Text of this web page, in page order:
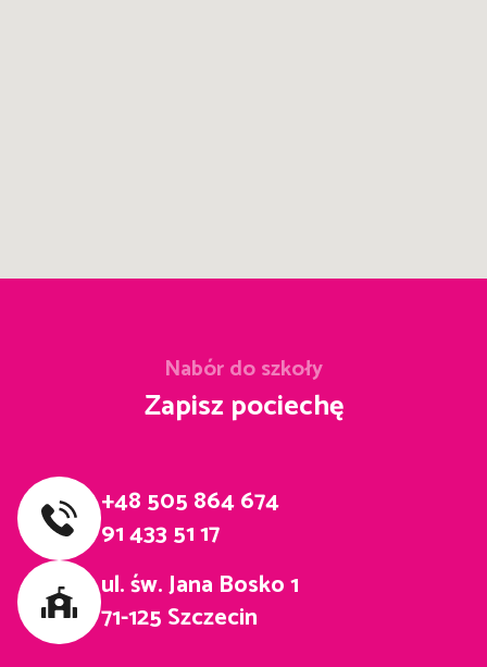
Nabór do szkoły
Zapisz pociechę
+48 505 864 674
91 433 51 17
ul. św. Jana Bosko 1
71-125 Szczecin